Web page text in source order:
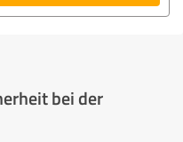
bei der